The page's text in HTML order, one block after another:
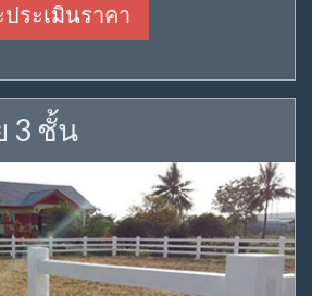
ระเมินราคา
3 ชั้น